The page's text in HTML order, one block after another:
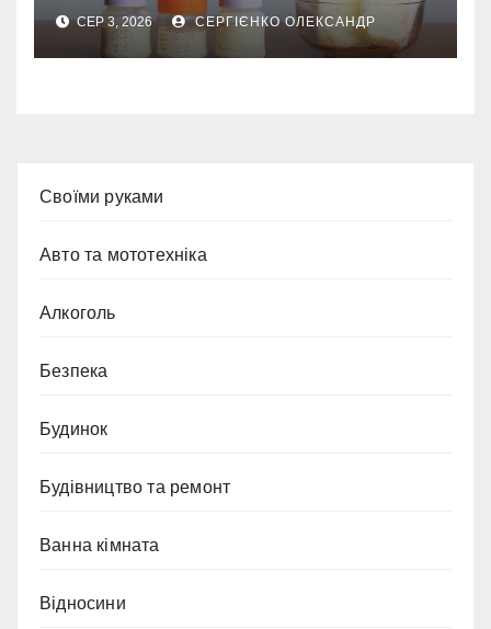
СЕР 3, 2026 СЕРГІЄНКО ОЛЕКСАНДР
Cвоїми руками
Авто та мототехніка
Алкоголь
Безпека
Будинок
Будівництво та ремонт
Ванна кімната
Відносини